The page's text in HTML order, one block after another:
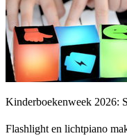
Kinderboekenweek 2026:
Flashlight en lichtpiano